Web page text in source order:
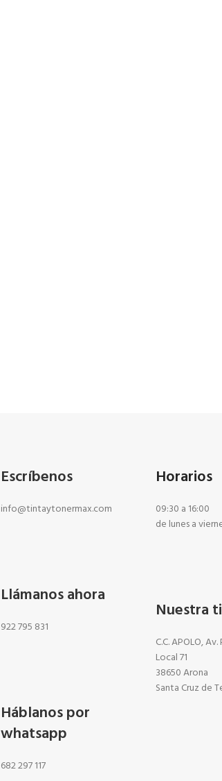
Escríbenos
info@tintaytonermax.com
Llámanos ahora
922 795 831
Háblanos por
whatsapp
682 297 117
Horarios
09:30 a 16:00
de lunes a
Nuestra
C.C. APOLO,
Local 71
38650 Arona
Santa Cruz de